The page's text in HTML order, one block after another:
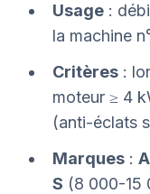
Usage :
la machine
Critères :
moteur ≥ 4
(anti-éclats
Marques :
S (8 000-15